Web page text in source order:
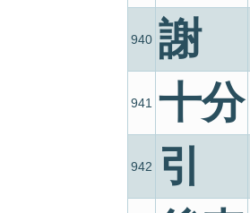
940 謝
941 十分
942 引